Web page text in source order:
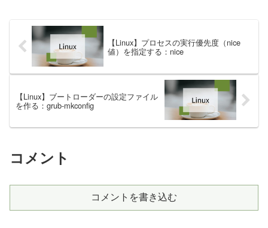
【Linux】プロセスの実行優先度（nice
値）を指定する：nice
【Linux】ブートローダーの設定ファイル
を作る：grub-mkconfig
コメント
コメントを書き込む